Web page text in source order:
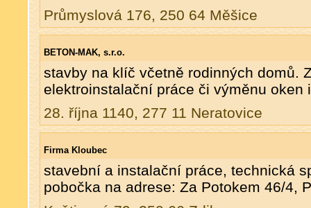
Průmyslová 176, 250 64 Měšice
BETON-MAK, s.r.o.
stavby na klíč včetně rodinných domů.
elektroinstalační práce či výměnu oken
28. října 1140, 277 11 Neratovice
Firma Kloubec
stavební a instalační práce, technická
pobočka na adrese: Za Potokem 46/4,